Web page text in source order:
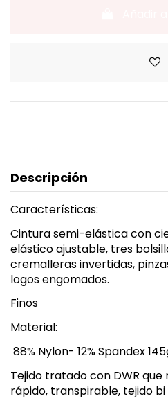
Descripción
Características:
Cintura semi-elástica con
elástico ajustable, tres
cremalleras invertidas,
logos engomados.
Finos
Material:
88% Nylon- 12% Spandex
Tejido tratado con DWR
rápido, transpirable, tejido bi